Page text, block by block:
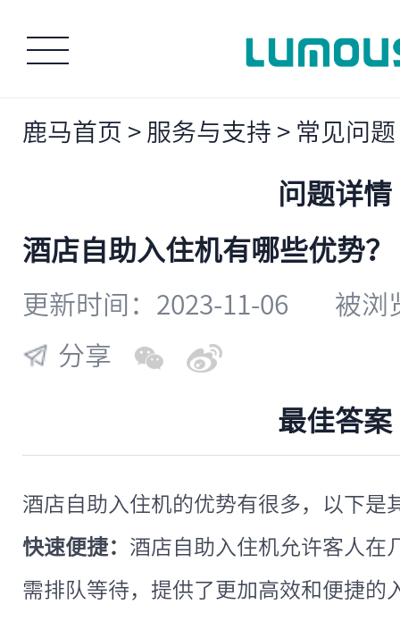
鹿马首页 > 服务与支持 > 常见问题
问题详情
酒店自助入住机有哪些优势？
更新时间：2023-11-06
被浏
分享
最佳答案
酒店自助入住机的优势有很多，以下是
快速便捷： 酒店自助入住机允许客人在
需排队等待，提供了更加高效和便捷的